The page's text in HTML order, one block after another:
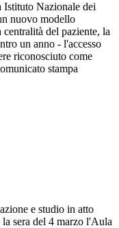
Istituto Nazionale dei
nuovo modello
del paziente, la
un anno - l'accesso
riconosciuto come
stampa
e studio in atto
sera del 4 marzo l'Aula